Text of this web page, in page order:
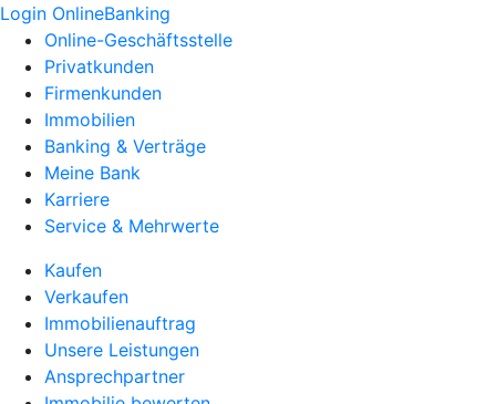
Login OnlineBanking
Online-Geschäftsstelle
Privatkunden
Firmenkunden
Immobilien
Banking & Verträge
Meine Bank
Karriere
Service & Mehrwerte
Kaufen
Verkaufen
Immobilienauftrag
Unsere Leistungen
Ansprechpartner